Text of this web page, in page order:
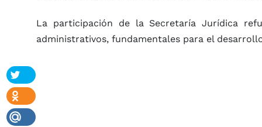
La participación de la Secretaría Jurídica
administrativos, fundamentales para el